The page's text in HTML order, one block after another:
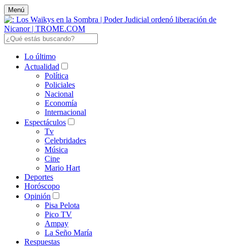
Menú
Lo último
Actualidad
Política
Policiales
Nacional
Economía
Internacional
Espectáculos
Tv
Celebridades
Música
Cine
Mario Hart
Deportes
Horóscopo
Opinión
Pisa Pelota
Pico TV
Ampay
La Seño María
Respuestas